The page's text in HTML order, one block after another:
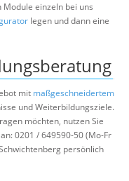
Module einzeln bei uns
legen und dann eine
mit maßgeschneidertem
und Weiterbildungsziele.
möchten, nutzen Sie
0201 / 649590-50 (Mo-Fr
persönlich